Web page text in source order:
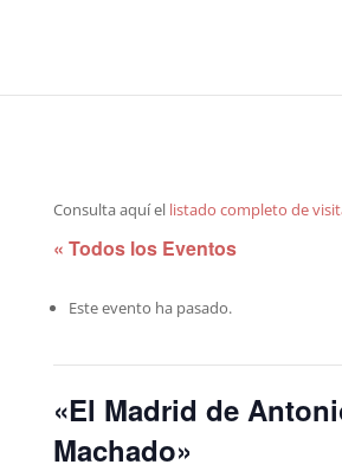
Consulta aquí el listado completo de
« Todos los Eventos
Este evento ha pasado.
«El Madrid de
Machado»